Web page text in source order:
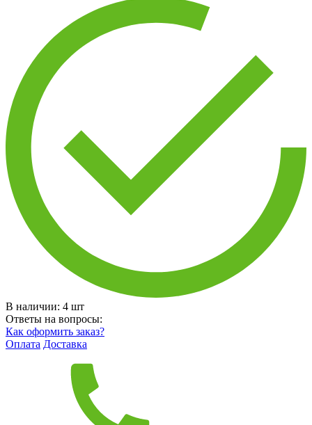
В наличии: 4 шт
Ответы на вопросы:
Как оформить заказ?
Оплата Доставка